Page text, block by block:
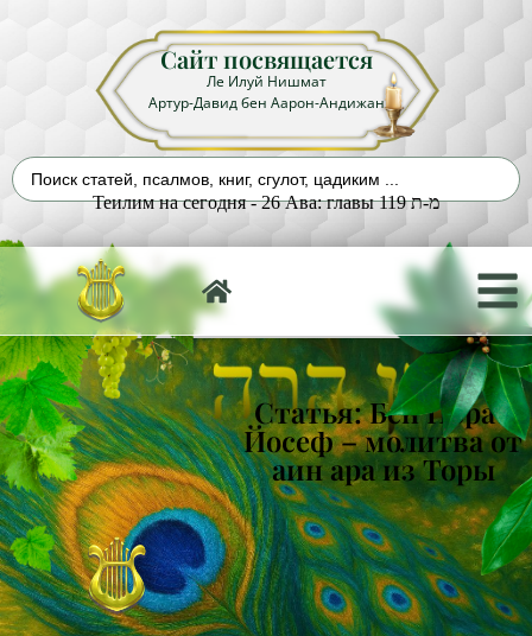
Сайт посвящается
Ле Илуй Нишмат
Артур-Давид бен Аарон-Андижан
Теилим на сегодня - 26 Ава: главы 119 מ-ת
Статья: Бен Порат
Йосеф – молитва от
аин ара из Торы